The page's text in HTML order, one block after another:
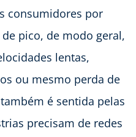
consumidores por
pico, de modo geral,
lentas,
ou mesmo perda de
é sentida pelas
precisam de redes